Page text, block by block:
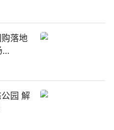
落地
园 解